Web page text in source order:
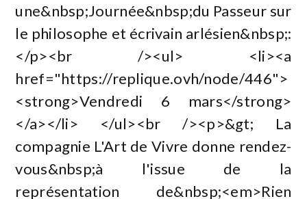
une&nbsp;Journée&nbsp;du Passeur sur
le philosophe et écrivain arlésien&nbsp;:
</p><br /><ul> <li><a
href="https://replique.ovh/node/446">
<strong>Vendredi 6 mars</strong>
</a></li> </ul><br /><p>&gt; La
compagnie L'Art de Vivre donne rendez-
vous&nbsp;à l'issue de la
représentation de&nbsp;<em>Rien